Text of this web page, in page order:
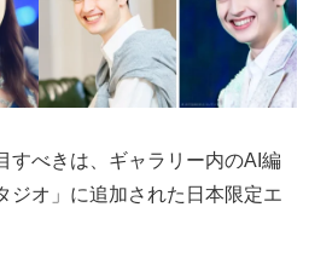
すべきは、ギャラリー内のAI編
ジオ」に追加された日本限定エ